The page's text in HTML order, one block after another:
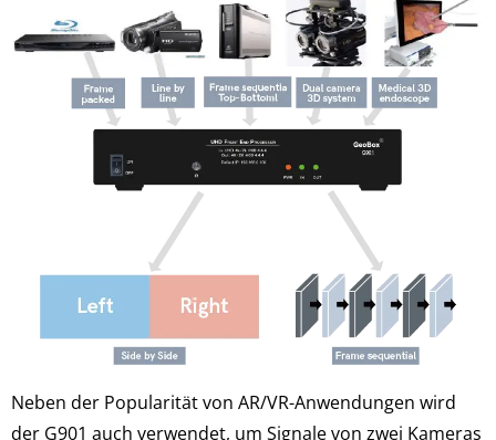
Neben der Popularität von AR/VR-Anwendungen wird
der G901 auch verwendet, um Signale von zwei Kameras